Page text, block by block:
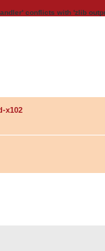
conflicts with 'zlib
x102